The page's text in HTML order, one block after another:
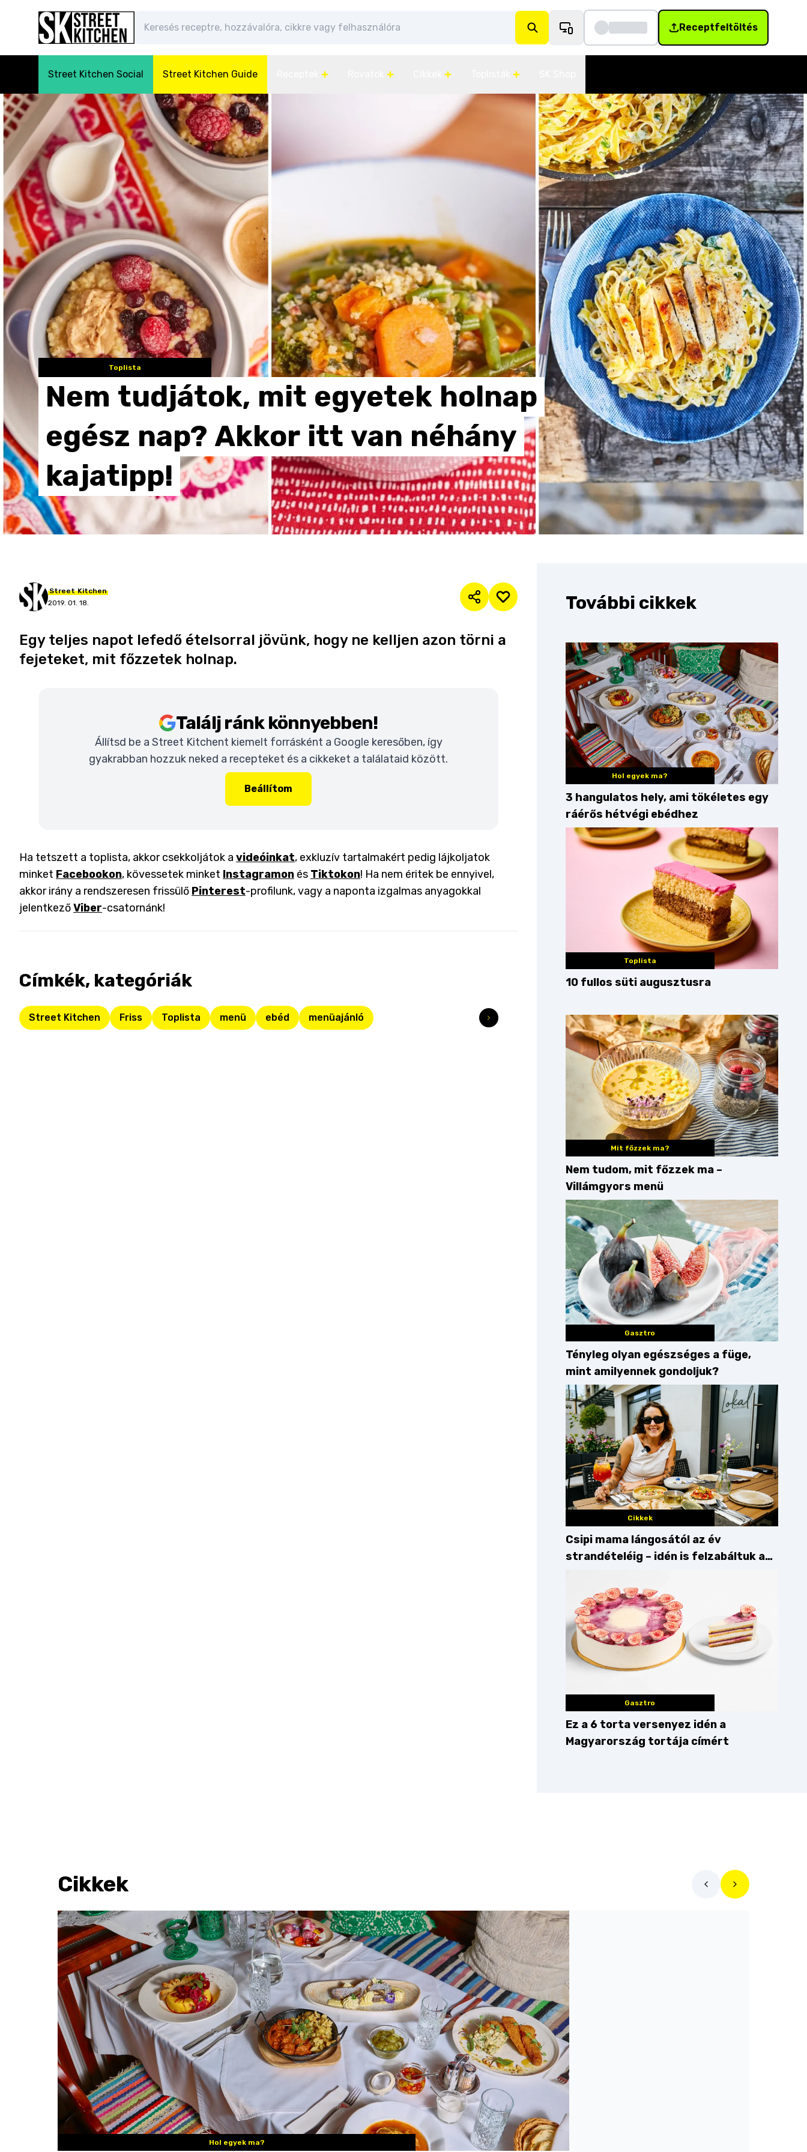
Receptfeltöltés
Street Kitchen Social Street Kitchen Guide
Toplista
Nem tudjátok, mit egyetek holnap
egész nap? Akkor itt van néhány
kajatipp!
Street Kitchen
2019. 01. 18.
Egy teljes napot lefedő ételsorral jövünk, hogy ne kelljen azon törni a
fejeteket, mit főzzetek holnap.
Találj ránk könnyebben!
Állítsd be a Street Kitchent kiemelt forrásként a Google keresőben, így
gyakrabban hozzuk neked a recepteket és a cikkeket a találataid között.
Beállítom
Ha tetszett a toplista, akkor csekkoljátok a videóinkat, exkluzív tartalmakért pedig lájkoljatok
minket Facebookon, kövessetek minket Instagramon és Tiktokon! Ha nem éritek be ennyivel,
akkor irány a rendszeresen frissülő Pinterest-profilunk, vagy a naponta izgalmas anyagokkal
jelentkezőViber-csatornánk!
Címkék, kategóriák
Street Kitchen Friss Toplista menü ebéd menüajánló
További cikkek
Hol egyek ma?
3 hangulatos hely, ami tökéletes egy
ráérős hétvégi ebédhez
Toplista
10 fullos süti augusztusra
Mit főzzek ma?
Nem tudom, mit főzzek ma –
Villámgyors menü
Gasztro
Tényleg olyan egészséges a füge,
mint amilyennek gondoljuk?
Cikkek
Csipi mama lángosától az év
strandételéig – idén is felzabáltuk a
Gasztro
Ez a 6 torta versenyez idén a
Magyarország tortája címért
Cikkek
Hol egyek ma?